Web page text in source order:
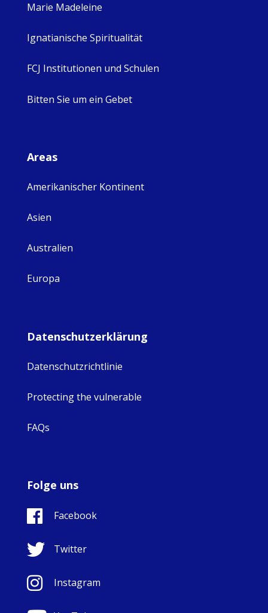
Marie Madeleine
Ignatianische Spiritualität
FCJ Institutionen und Schulen
Bitten Sie um ein Gebet
Areas
Amerikanischer Kontinent
Asien
Australien
Europa
Datenschutzerklärung
Datenschutzrichtlinie
Protecting the vulnerable
FAQs
Folge uns
Facebook
Twitter
Instagram